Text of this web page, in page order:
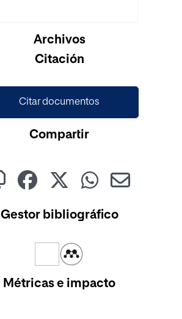
Archivos
Citación
Citar documentos
Compartir
Gestor bibliográfico
Métricas e impacto